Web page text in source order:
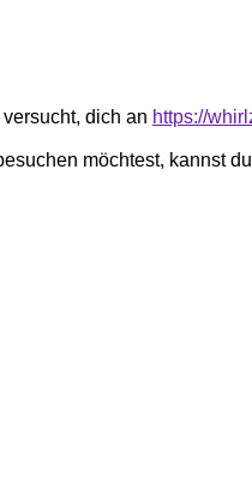
dich an https://
möchtest, kannst du